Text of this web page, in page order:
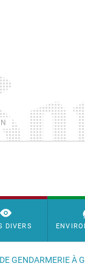
DIVERS
GENDARMERIE À